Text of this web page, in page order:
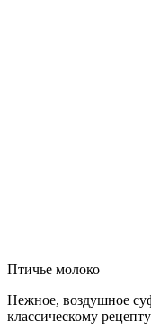
Птичье молоко
Нежное, воздушное
классическому